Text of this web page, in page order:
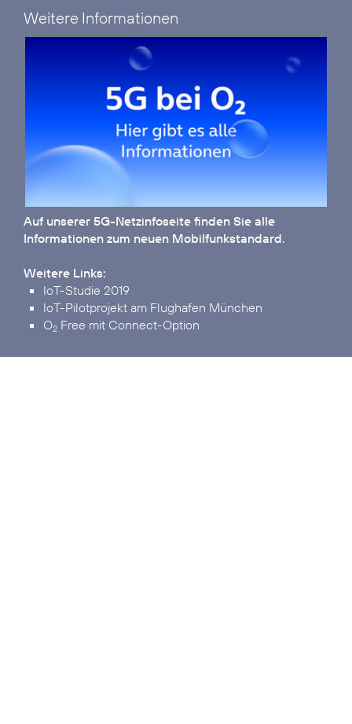
Weitere Informationen
Auf unserer 5G-Netzinfoseite finden Sie alle
Informationen zum neuen Mobilfunkstandard.
Weitere Links:
IoT-Studie 2019
IoT-Pilotprojekt am Flughafen München
O2 Free mit Connect-Option